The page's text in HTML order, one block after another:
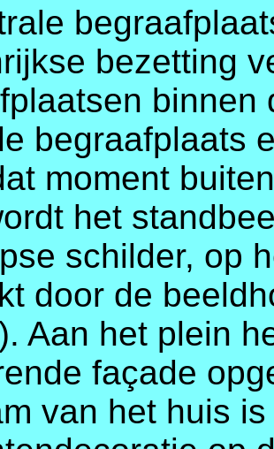
bezetting
binnen
begraafplaats
moment
het
schilder, op
door de
Aan het plein
façade
van het huis